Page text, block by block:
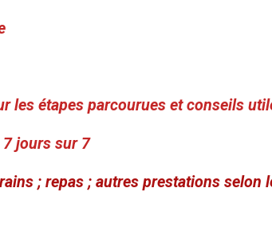
les étapes parcourues et conseils
jours sur 7
; repas ; autres prestations selon